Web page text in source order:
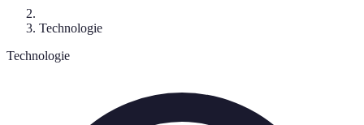
Technologie
Technologie